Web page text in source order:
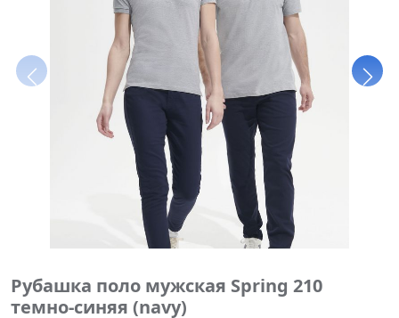
Рубашка поло мужская Spring 210
темно-синяя (navy)